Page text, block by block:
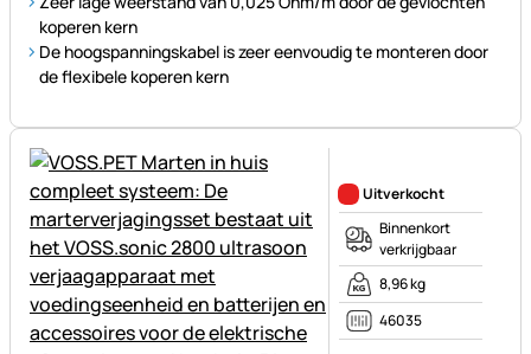
koperen kern
De hoogspanningskabel is zeer eenvoudig te monteren door
de flexibele koperen kern
Uitverkocht
Binnenkort
verkrijgbaar
8,96 kg
46035